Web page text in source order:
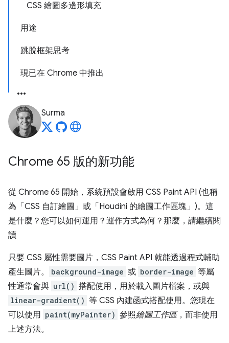
CSS 繪圖多邊形填充
用途
跳脫框架思考
現已在 Chrome 中推出
Surma
Chrome 65 版的新功能
從 Chrome 65 開始，系統預設會啟用 CSS Paint API (也稱
為「CSS 自訂繪圖」或「Houdini 的繪圖工作區塊」)。這
是什麼？您可以如何運用？運作方式為何？那麼，請繼續閱
讀
只要 CSS 屬性需要圖片，CSS Paint API 就能透過程式輔助
產生圖片。
background-image 或 border-image 等屬
性通常會與 url() 搭配使用，用於載入圖片檔案，或與
linear-gradient() 等 CSS 內建函式搭配使用。您現在
可以使用 paint(myPainter) 參照繪圖工作區，而非使用
上述方法。